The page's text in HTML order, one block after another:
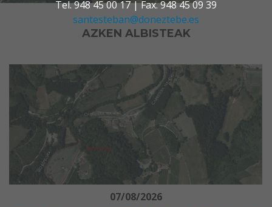
Tel. 948 45 00 17 | Fax. 948 45 09 39
santesteban@doneztebe.es
AZKEN ALBISTEAK
07/08/2026